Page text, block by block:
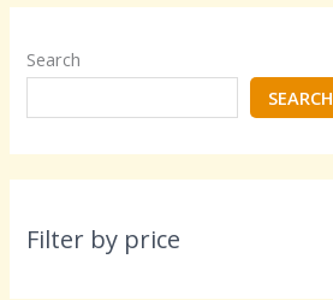
Search
SEARCH
Filter by price